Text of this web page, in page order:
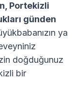
Portekizli
günden
ya
doğduğunuz
bir